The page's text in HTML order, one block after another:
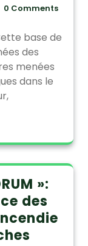
0 Comments
base de
des
menées
dans le
»:
des